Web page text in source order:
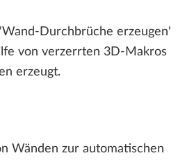
Durchbrüche erzeugen'
von verzerrten 3D-Makros
erzeugt.
Wänden zur automatischen